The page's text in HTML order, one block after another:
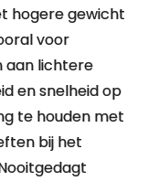
hogere gewicht
voor
aan lichtere
en snelheid op
te houden met
bij het